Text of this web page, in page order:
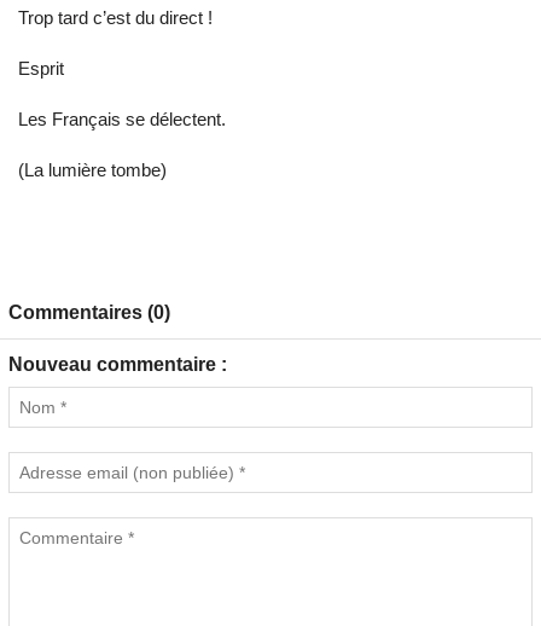
Trop tard c’est du direct !
Esprit
Les Français se délectent.
(La lumière tombe)
Commentaires (0)
Nouveau commentaire :